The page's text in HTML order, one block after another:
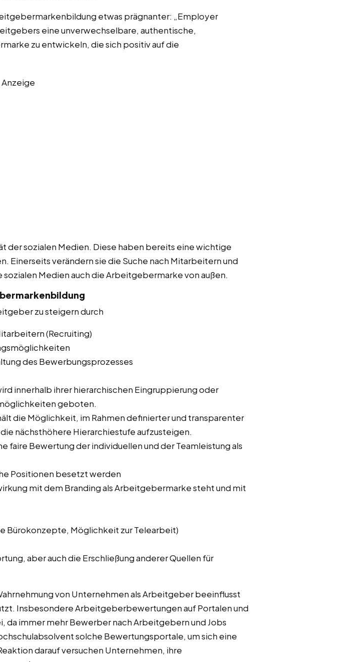
etwas prägnanter: „Employer
eine unverwechselbare, authentische,
zu entwickeln, die sich positiv auf die
Anzeige
der sozialen Medien. Diese haben bereits eine wichtige
verändern sie die Suche nach Mitarbeitern und
Medien auch die Arbeitgebermarke von außen.
zu steigern durch
(Recruiting)
des Bewerbungsprozesses
innerhalb ihrer hierarchischen Eingruppierung oder
geboten.
die Möglichkeit, im Rahmen definierter und transparenter
nächsthöhere Hierarchiestufe aufzusteigen.
faire Bewertung der individuellen und der Teamleistung als
Positionen besetzt werden
mit dem Branding als Arbeitgebermarke steht und mit
Bürokonzepte, Möglichkeit zur Telearbeit)
aber auch die Erschließung anderer Quellen für
von Unternehmen als Arbeitgeber beeinflusst
Insbesondere Arbeitgeberbewertungen auf Portalen und
immer mehr Bewerber nach Arbeitgebern und Jobs
solche Bewertungsportale, um sich eine
darauf versuchen Unternehmen, ihre